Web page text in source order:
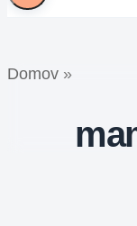
Domov »